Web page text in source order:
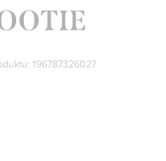
196787326027